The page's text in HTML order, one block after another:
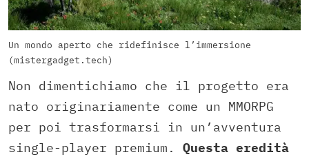
Un mondo aperto che ridefinisce l’immersione
(mistergadget.tech)
Non dimentichiamo che il progetto era
nato originariamente come un MMORPG
per poi trasformarsi in un’avventura
single-player premium. Questa eredità